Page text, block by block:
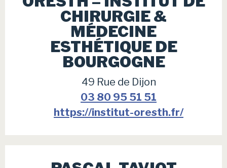
CHIRURGIE &
MÉDECINE
ESTHÉTIQUE DE
BOURGOGNE
49 Rue de Dijon
03 80 95 51 51
https://institut-oresth.fr/